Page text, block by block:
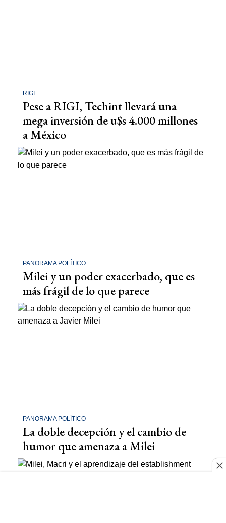
RIGI
Pese a RIGI, Techint llevará una
mega inversión de u$s 4.000 millones
a México
PANORAMA POLÍTICO
Milei y un poder exacerbado, que es
más frágil de lo que parece
PANORAMA POLÍTICO
La doble decepción y el cambio de
humor que amenaza a Milei